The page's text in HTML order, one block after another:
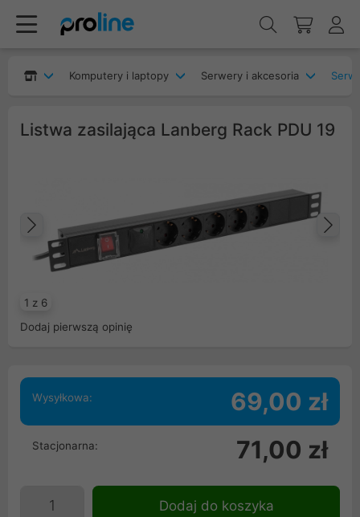
Komputery i laptopy Serwery i akcesoria
Listwa zasilająca Lanberg Rack PDU 19
1 z 6
Poprzedni
Dodaj pierwszą opinię
Wysyłkowa: 69,00 zł
Stacjonarna: 71,00 zł
Dodaj do koszyka